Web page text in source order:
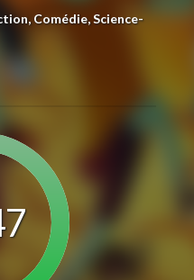
Comédie, Science-